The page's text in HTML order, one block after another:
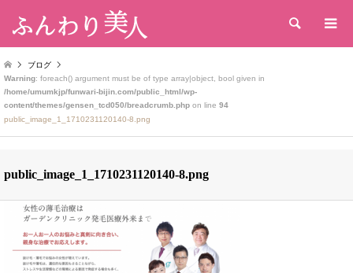
検索
ブログ
Warning: foreach() argument must be of type array|object, bool given in
/home/umumkjp/funwari-bijin.com/public_html/wp-
content/themes/gensen_tcd050/breadcrumb.php on line 94
public_image_1_1710231120140-8.png
public_image_1_1710231120140-8.png